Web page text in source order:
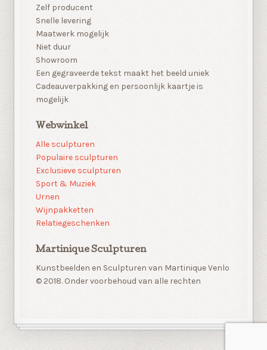
Zelf producent
Snelle levering
Maatwerk mogelijk
Niet duur
Showroom
Een gegraveerde tekst maakt het beeld uniek
Cadeauverpakking en persoonlijk kaartje is
mogelijk
Webwinkel
Alle sculpturen
Populaire sculpturen
Exclusieve sculpturen
Sport & Muziek
Urnen
Wijnpakketten
Relatiegeschenken
Martinique Sculpturen
Kunstbeelden en Sculpturen van Martinique Venlo
© 2018. Onder voorbehoud van alle rechten